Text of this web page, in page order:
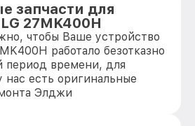
запчасти для
27MK400H
чтобы Ваше устройство
работало безотказно
период времени, для
нас есть оригинальные
Элджи